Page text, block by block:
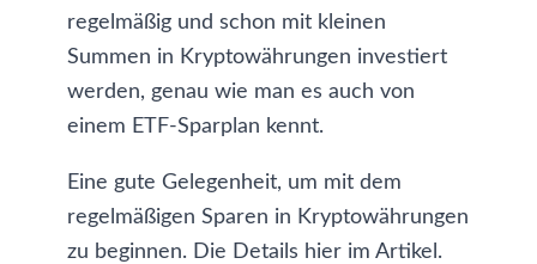
regelmäßig und schon mit kleinen
Summen in Kryptowährungen investiert
werden, genau wie man es auch von
einem ETF-Sparplan kennt.
Eine gute Gelegenheit, um mit dem
regelmäßigen Sparen in Kryptowährungen
zu beginnen. Die Details hier im Artikel.